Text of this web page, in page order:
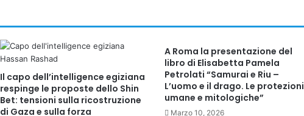
Il capo dell’intelligence egiziana
respinge le proposte dello Shin
Bet: tensioni sulla ricostruzione
di Gaza e sulla forza
A Roma la presentazione del
libro di Elisabetta Pamela
Petrolati “Samurai e Riu –
L’uomo e il drago. Le protezioni
umane e mitologiche”
Marzo 10, 2026